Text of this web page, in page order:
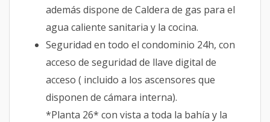
además dispone de Caldera de gas para el
agua caliente sanitaria y la cocina.
Seguridad en todo el condominio 24h, con
acceso de seguridad de llave digital de
acceso ( incluido a los ascensores que
disponen de cámara interna).
*Planta 26* con vista a toda la bahía y la